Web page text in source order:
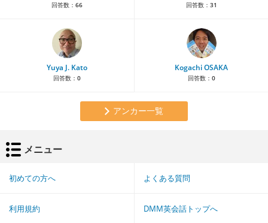
回答数： 66 回答数： 31
Yuya J. Kato
回答数： 0
Kogachi OSAKA
回答数： 0
アンカー一覧
メニュー
初めての方へ よくある質問
利用規約 DMM英会話トップへ